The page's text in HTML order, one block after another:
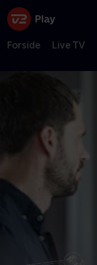
Forside Live TV